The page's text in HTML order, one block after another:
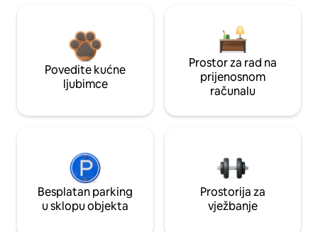
Povedite kućne
ljubimce
Prostor za rad na
prijenosnom
računalu
Besplatan parking
u sklopu objekta
Prostorija za
vježbanje